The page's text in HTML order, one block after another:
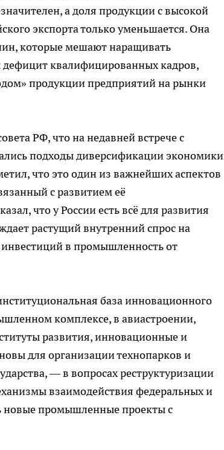
а доля продукции с высокой
экспорта только уменьшается. Она
которые мешают наращивать
дефицит квалифицированных кадров,
продукции предприятий на рынки
РФ, что на недавней встрече с
подходы диверсификации экономики
что это один из важнейших аспектов
с развитием её
что у России есть всё для развития
растущий внутренний спрос на
в промышленность от
база инновационного
комплексе, в авиастроении,
развития, инновационные и
для организации технопарков и
— в вопросах реструктуризации
взаимодействия федеральных и
новые промышленные проекты с